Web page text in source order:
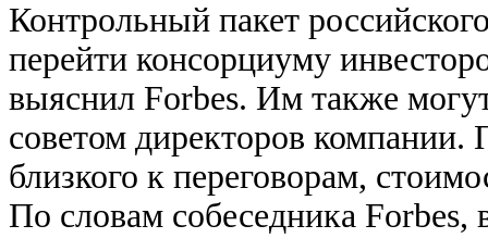
Контрольный пакет
перейти консорциуму
выяснил Forbes. Им также
советом директоров компании.
близкого к переговорам,
По словам собеседника